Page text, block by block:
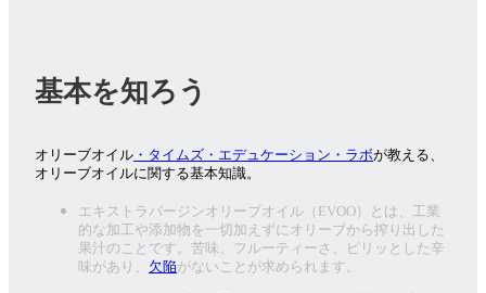
基本を知ろう
オリーブオイル ・タイムズ・エデュケーション・ラボが教える、
オリーブオイルに関する基本知識。
エキストラバージンオリーブオイル（EVOO）とは、工業
的な加工や添加物を一切加えずにオリーブから搾り出した
果汁のことです。苦味、フルーティーさ、ピリッとした辛
味があり、 欠陥がないことが求められます。